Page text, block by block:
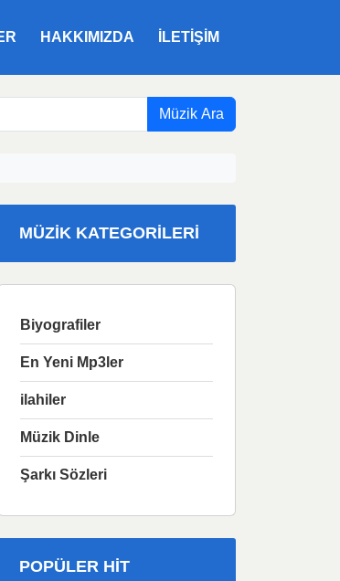
HAKKIMIZDA İLETIŞIM
Müzik Ara
MÜZIK KATEGORILERI
Biyografiler
En Yeni Mp3ler
ilahiler
Müzik Dinle
Şarkı Sözleri
POPÜLER HIT